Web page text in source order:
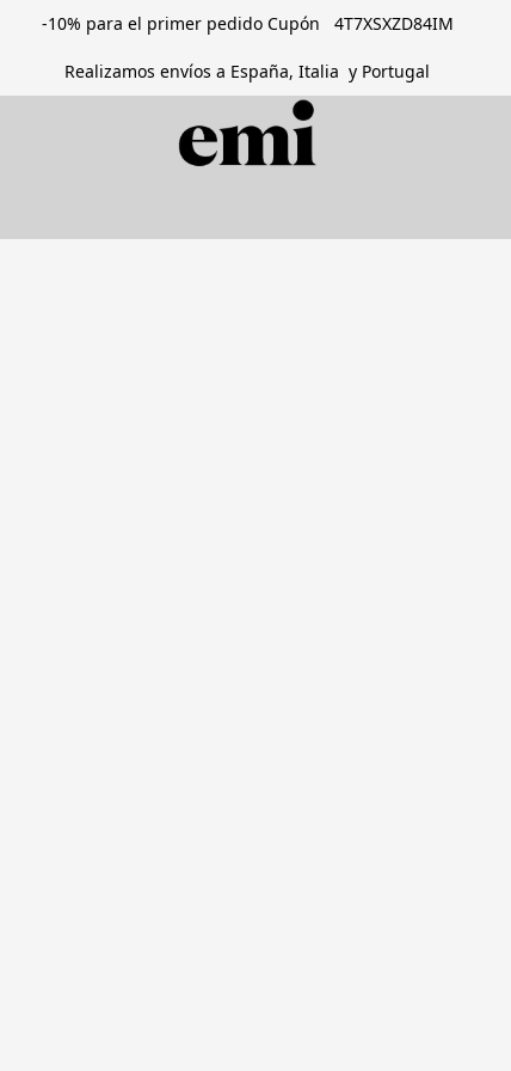
-10% para el primer pedido Cupón 4T7XSXZD84IM
Realizamos envíos a España, Italia y Portugal